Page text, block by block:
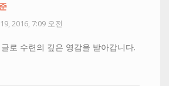
2016, 7:09 오전
로 수련의 깊은 영감을 받아갑니다.